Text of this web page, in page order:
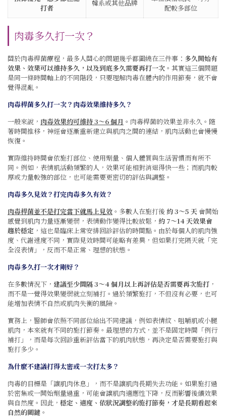
打者
韓系或其他品牌
配較多部位
肉毒多久打一次？
關於肉毒桿菌療程，最多人關心的問題幾乎都圍繞在三件事： 多久開始有
效果、效果可以維持多久，以及到底多久需要再打一次 。其實這三個問題
是同一條時間軸上的不同階段，只要理解肉毒在體內的作用節奏，就不會
覺得混亂。
肉毒桿菌多久打一次？肉毒效果維持多久？
一般來說， 肉毒效果約可維持 3～6 個月 。 肉毒桿菌的效果並非永久。隨
著時間推移，神經會逐漸重新建立與肌肉之間的連結，肌肉活動也會慢慢
恢復。
實際維持時間會依施打部位、使用劑量、個人體質與生活習慣而有所不
同。例如，表情肌活動頻繁的人，效果可能相對消退得快一些；而肌肉較
厚或力量較強的部位，也可能需要更密切的評估與調整。
肉毒多久見效？打完肉毒多久有效？
肉毒桿菌並不是打完當下就馬上見效 。多數人在施打後 約 3～5 天會開始
感覺到肌肉力量逐漸變弱，表情動作變得比較放鬆， 約 7～14 天效果會
趨於穩定 ，這也是臨床上常安排回診評估的時間點。由於每個人的肌肉強
度、代謝速度不同，實際見效時間可能略有差異，但如果打完隔天就「完
全沒表情」，反而不是正常、理想的狀態。
肉毒多久打一次才剛好？
在多數情況下， 建議至少間隔 3～4 個月以上再評估是否需要再次施打 ，
而不是一覺得效果變弱就立刻補打。過於頻繁施打，不但沒有必要，也可
能增加表情不自然或肌肉失衡的風險。
實務上，醫師會依照不同部位給出不同建議，例如表情紋、咀嚼肌或小腿
肌肉，本來就有不同的施打節奏。最理想的方式，並不是固定時間「例行
補打」，而是每次回診重新評估當下的肌肉狀態，再決定是否需要施打與
施打多少。
為什麼不建議打得太密或一次打太多？
肉毒的目標是「讓肌肉休息」，而不是讓肌肉長期失去功能。如果施打過
於密集或一開始劑量過重，可能會讓肌肉適應性下降，反而影響後續效果
與自然度。因此， 穩定、適度、依狀況調整的施打節奏，才是長期看起來
自然的關鍵 。